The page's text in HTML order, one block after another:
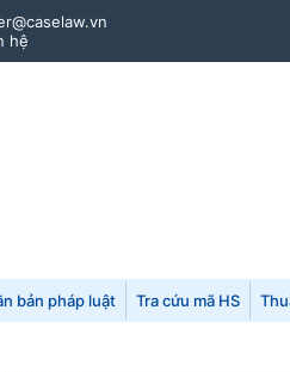
hệ
bản pháp luật Tra cứu mã HS